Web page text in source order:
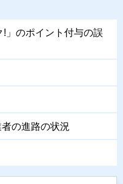
」のポイント付与の誤
の進路の状況